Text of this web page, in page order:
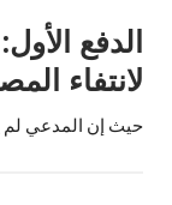
الدفع
لانتفاء
حيث إن المدعي لم